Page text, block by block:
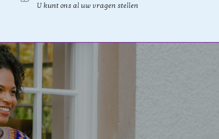
U kunt ons al uw vragen stellen